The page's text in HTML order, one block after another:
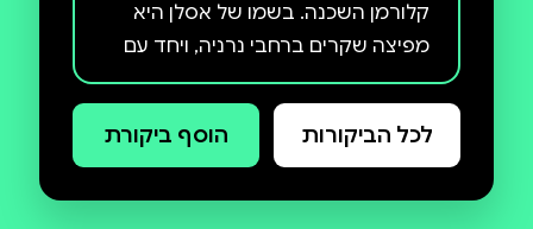
קלורמן השכנה. בשמו של אסלן היא
מפיצה שקרים ברחבי נרניה, ויחד עם
בני קלורמן מאיימת להשתלט על
הממלכה. רק המלך טיריאן וקומץ
מנאמניו עוד מאמינים באסלן האמיתי
לכל הביקורות הוסף ביקורת